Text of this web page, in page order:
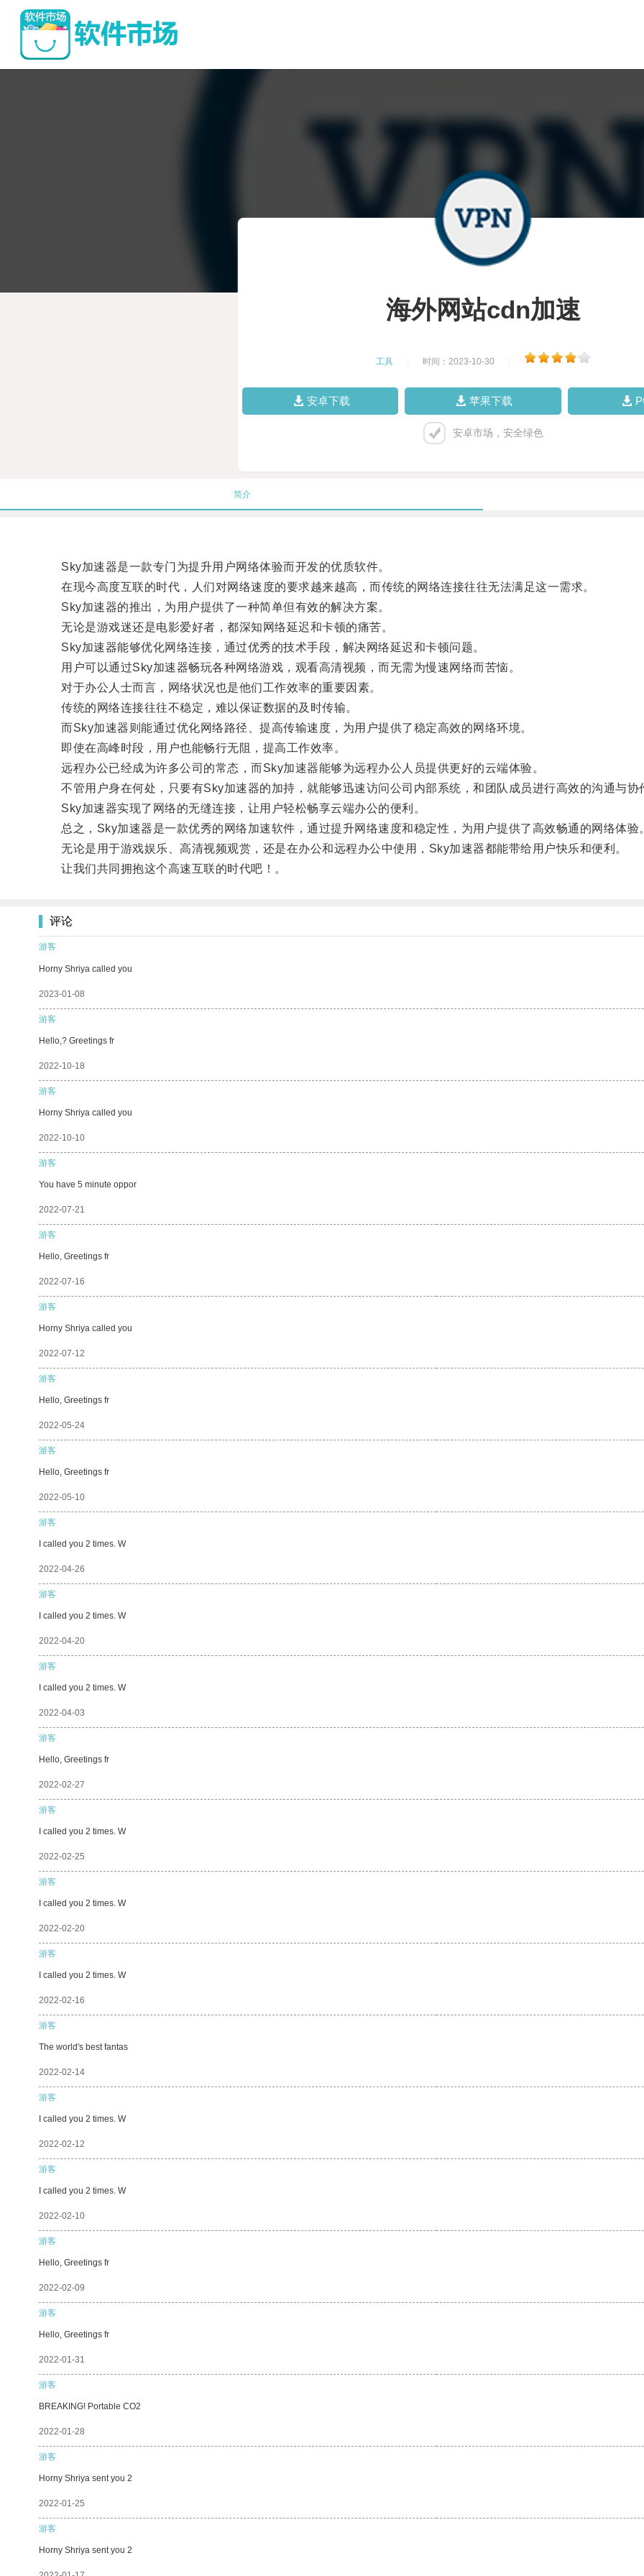
海外网站cdn加速
工具 时间：2023-10-30
安卓下载 苹果下载
安卓市场，安全绿色
简介
Sky加速器是一款专门为提升用户网络体验而开发的优质软件。
在现今高度互联的时代，人们对网络速度的要求越来越高，而传统的网络连接往往无法满足这一需求。
Sky加速器的推出，为用户提供了一种简单但有效的解决方案。
无论是游戏迷还是电影爱好者，都深知网络延迟和卡顿的痛苦。
Sky加速器能够优化网络连接，通过优秀的技术手段，解决网络延迟和卡顿问题。
用户可以通过Sky加速器畅玩各种网络游戏，观看高清视频，而无需为慢速网络而苦恼。
对于办公人士而言，网络状况也是他们工作效率的重要因素。
传统的网络连接往往不稳定，难以保证数据的及时传输。
而Sky加速器则能通过优化网络路径、提高传输速度，为用户提供了稳定高效的网络环境。
即使在高峰时段，用户也能畅行无阻，提高工作效率。
远程办公已经成为许多公司的常态，而Sky加速器能够为远程办公人员提供更好的云端体验。
不管用户身在何处，只要有Sky加速器的加持，就能够迅速访问公司内部系统，和团队成员进行高效的沟通与协
Sky加速器实现了网络的无缝连接，让用户轻松畅享云端办公的便利。
总之，Sky加速器是一款优秀的网络加速软件，通过提升网络速度和稳定性，为用户提供了高效畅通的网络体验
无论是用于游戏娱乐、高清视频观赏，还是在办公和远程办公中使用，Sky加速器都能带给用户快乐和便利。
让我们共同拥抱这个高速互联的时代吧！。
评论
游客
Horny Shriya called you
2023-01-08
游客
Hello,? Greetings fr
2022-10-18
游客
Horny Shriya called you
2022-10-10
游客
You have 5 minute oppor
2022-07-21
游客
Hello, Greetings fr
2022-07-16
游客
Horny Shriya called you
2022-07-12
游客
Hello, Greetings fr
2022-05-24
游客
Hello, Greetings fr
2022-05-10
游客
I called you 2 times. W
2022-04-26
游客
I called you 2 times. W
2022-04-20
游客
I called you 2 times. W
2022-04-03
游客
Hello, Greetings fr
2022-02-27
游客
I called you 2 times. W
2022-02-25
游客
I called you 2 times. W
2022-02-20
游客
I called you 2 times. W
2022-02-16
游客
The world's best fantas
2022-02-14
游客
I called you 2 times. W
2022-02-12
游客
I called you 2 times. W
2022-02-10
游客
Hello, Greetings fr
2022-02-09
游客
Hello, Greetings fr
2022-01-31
游客
BREAKING! Portable CO2
2022-01-28
游客
Horny Shriya sent you 2
2022-01-25
游客
Horny Shriya sent you 2